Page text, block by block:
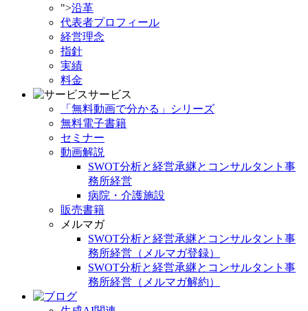
">沿革
代表者プロフィール
経営理念
指針
実績
料金
サービス
「無料動画で分かる」シリーズ
無料電子書籍
セミナー
動画解説
SWOT分析と経営承継とコンサルタント事
務所経営
病院・介護施設
販売書籍
メルマガ
SWOT分析と経営承継とコンサルタント事
務所経営（メルマガ登録）
SWOT分析と経営承継とコンサルタント事
務所経営（メルマガ解約）